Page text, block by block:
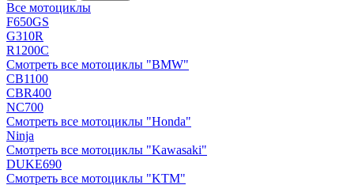
Все мотоциклы
F650GS
G310R
R1200C
Смотреть все мотоциклы "BMW"
CB1100
CBR400
NC700
Смотреть все мотоциклы "Honda"
Ninja
Смотреть все мотоциклы "Kawasaki"
DUKE690
Смотреть все мотоциклы "KTM"